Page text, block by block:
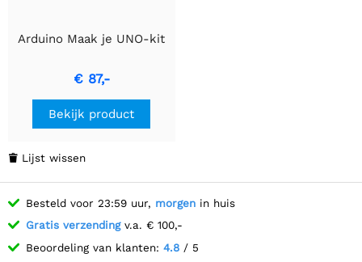
Arduino Maak je UNO-kit
€ 87,-
Bekijk product
 Lijst wissen
Besteld voor 23:59 uur, morgen in huis
Gratis verzendingv.a. € 100,-
Beoordeling van klanten: 4.8 / 5